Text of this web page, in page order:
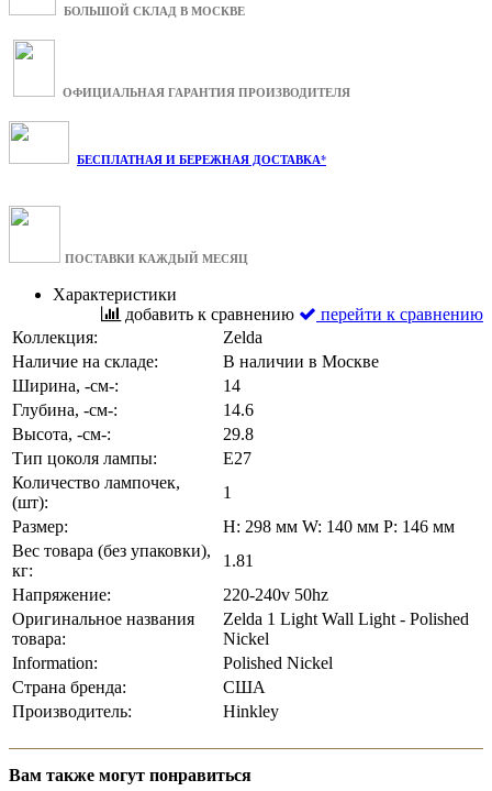
БОЛЬШОЙ СКЛАД В МОСКВЕ
ОФИЦИАЛЬНАЯ ГАРАНТИЯ ПРОИЗВОДИТЕЛЯ
БЕСПЛАТНАЯ И БЕРЕЖНАЯ ДОСТАВКА*
ПОСТАВКИ КАЖДЫЙ МЕСЯЦ
Характеристики
добавить к сравнению
перейти к сравнению
Коллекция:
Zelda
Наличие на складе:
В наличии в Москве
Ширина, -см-:
14
Глубина, -см-:
14.6
Высота, -см-:
29.8
Тип цоколя лампы:
E27
Количество лампочек,
(шт):
1
Размер:
H: 298 мм W: 140 мм P: 146 мм
Вес товара (без упаковки),
кг:
1.81
Напряжение:
220-240v 50hz
Оригинальное названия
товара:
Zelda 1 Light Wall Light - Polished
Nickel
Information:
Polished Nickel
Страна бренда:
США
Производитель:
Hinkley
Вам также могут понравиться